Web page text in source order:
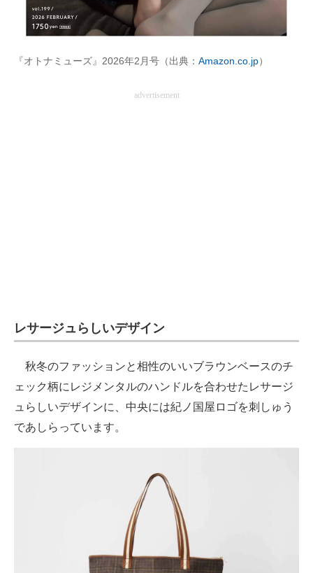
モノづくり技術者専門サイト
『オトナミューズ』2026年2月号（出典： Amazon.co.jp）
advertisement
レサージュらしいデザイン
秋冬のファッションと相性のいいブラウンベースのチ
ェック柄にレジメンタルのハンドルを合わせたレサージ
ュらしいデザインに、中央には紀ノ国屋ロゴを刺しゅう
であしらっています。